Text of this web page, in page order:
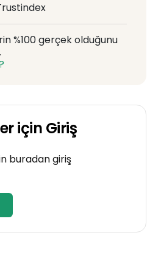
%100 gerçek olduğunu
için Giriş
buradan giriş